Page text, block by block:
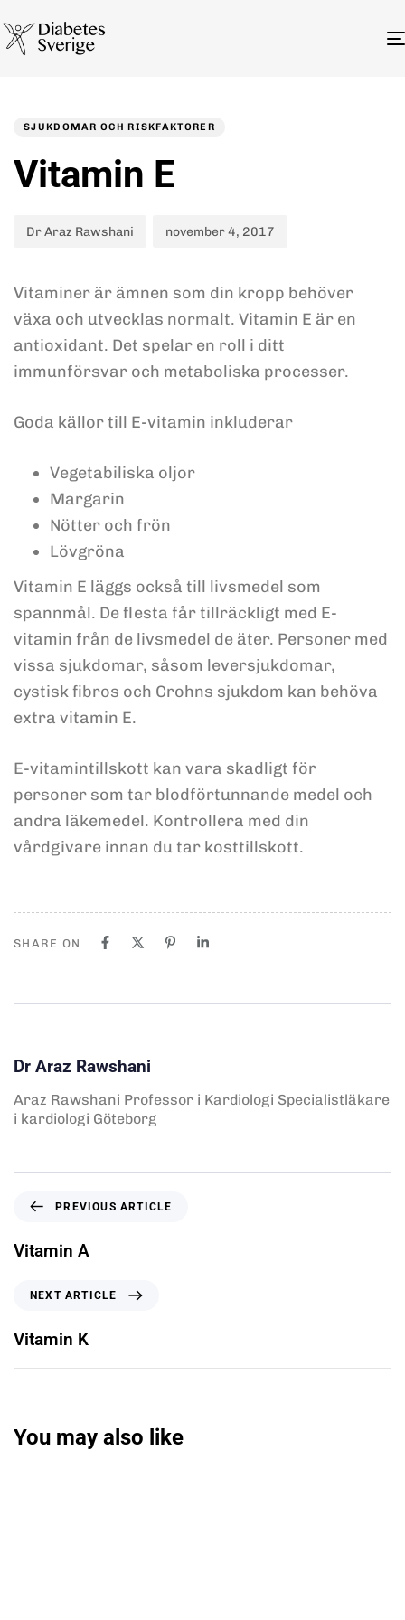
SJUKDOMAR OCH RISKFAKTORER
Vitamin E
Dr Araz Rawshani november 4, 2017
Vitaminer är ämnen som din kropp behöver
växa och utvecklas normalt. Vitamin E är en
antioxidant. Det spelar en roll i ditt
immunförsvar och metaboliska processer.
Goda källor till E-vitamin inkluderar
Vegetabiliska oljor
Margarin
Nötter och frön
Lövgröna
Vitamin E läggs också till livsmedel som
spannmål. De flesta får tillräckligt med E-
vitamin från de livsmedel de äter. Personer med
vissa sjukdomar, såsom leversjukdomar,
cystisk fibros och Crohns sjukdom kan behöva
extra vitamin E.
E-vitamintillskott kan vara skadligt för
personer som tar blodförtunnande medel och
andra läkemedel. Kontrollera med din
vårdgivare innan du tar kosttillskott.
SHARE ON
Dr Araz Rawshani
Araz Rawshani Professor i Kardiologi Specialistläkare
i kardiologi Göteborg
PREVIOUS ARTICLE
Vitamin A
NEXT ARTICLE
Vitamin K
You may also like